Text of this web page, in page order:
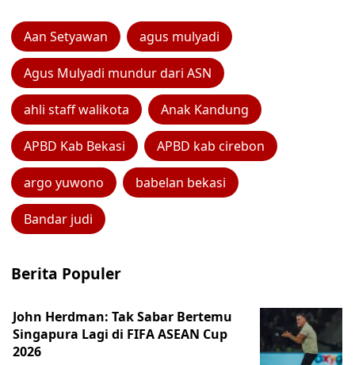
Aan Setyawan agus mulyadi
Agus Mulyadi mundur dari ASN
ahli staff walikota Anak Kandung
APBD Kab Bekasi APBD kab cirebon
argo yuwono babelan bekasi
Bandar judi
Berita Populer
John Herdman: Tak Sabar Bertemu
Singapura Lagi di FIFA ASEAN Cup
2026